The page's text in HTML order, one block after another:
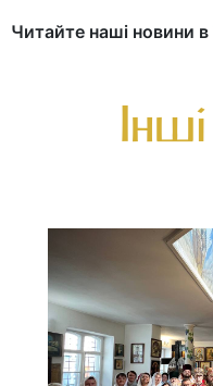
Читайте наші новини в